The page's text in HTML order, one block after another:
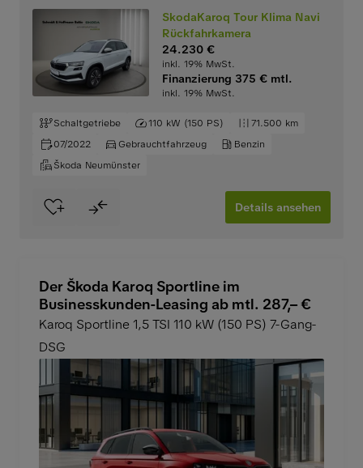
SkodaKaroq Tour Klima Navi
Rückfahrkamera
24.230 €
inkl. 19% MwSt.
Finanzierung 375 € mtl.
inkl. 19% MwSt.
Schaltgetriebe 110 kW (150 PS)
71.500 km
07/2022
Gebrauchtfahrzeug
Benzin
Škoda Neumünster
Details ansehen
Der Škoda Karoq Sportline im
Businesskunden-Leasing ab mtl. 287,– €
Karoq Sportline 1,5 TSI 110 kW (150 PS) 7-Gang-
DSG